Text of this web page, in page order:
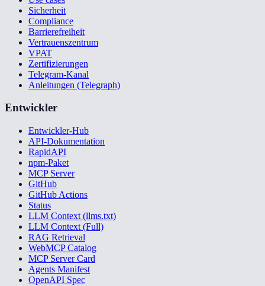
Sicherheit
Compliance
Barrierefreiheit
Vertrauenszentrum
VPAT
Zertifizierungen
Telegram-Kanal
Anleitungen (Telegraph)
Entwickler
Entwickler-Hub
API-Dokumentation
RapidAPI
npm-Paket
MCP Server
GitHub
GitHub Actions
Status
LLM Context (llms.txt)
LLM Context (Full)
RAG Retrieval
WebMCP Catalog
MCP Server Card
Agents Manifest
OpenAPI Spec